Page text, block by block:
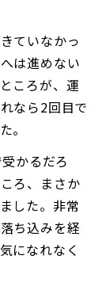
ていなかっ
は進めない
ころが、運
なら2回目で
。
かるだろ
ろ、まさか
した。非常
ち込みを経
になれなく